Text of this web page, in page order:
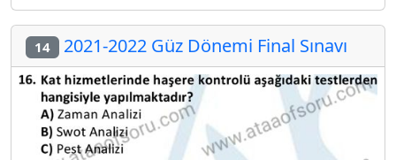
14 2021-2022 Güz Dönemi Final Sınavı